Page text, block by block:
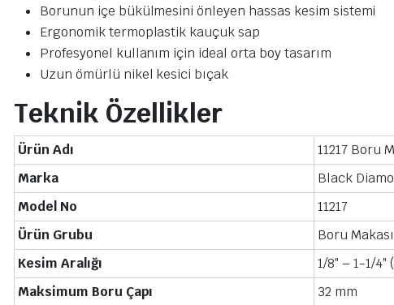
Borunun içe bükülmesini önleyen hassas kesim sistemi
Ergonomik termoplastik kauçuk sap
Profesyonel kullanım için ideal orta boy tasarım
Uzun ömürlü nikel kesici bıçak
Teknik Özellikler
Ürün Adı
11217 Boru
Marka
Black
Model No
11217
Ürün Grubu
Boru Makası
Kesim Aralığı
1/8″ – 1-1/
Maksimum Boru Çapı
32 mm